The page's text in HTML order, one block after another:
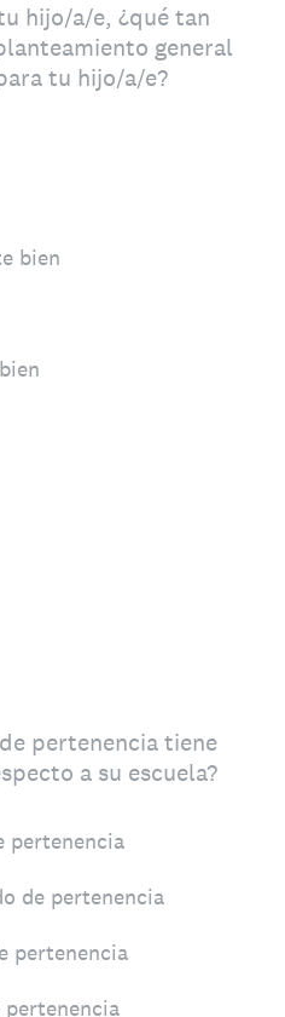
hijo/a/e, ¿qué tan
general
tu hijo/a/e?
bien
pertenencia tiene
a su escuela?
pertenencia
de pertenencia
pertenencia